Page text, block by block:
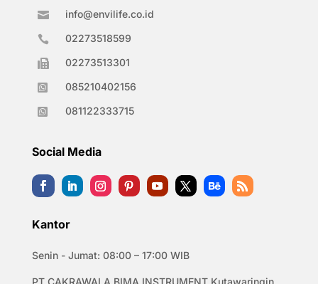
 info@envilife.co.id
 02273518599
 02273513301
 085210402156
 081122333715
Social Media
Kantor
Senin - Jumat: 08:00 – 17:00 WIB